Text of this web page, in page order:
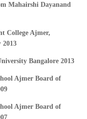
Mahairshi Dayanand
College Ajmer,
2013
Bangalore 2013
Ajmer Board of
Ajmer Board of